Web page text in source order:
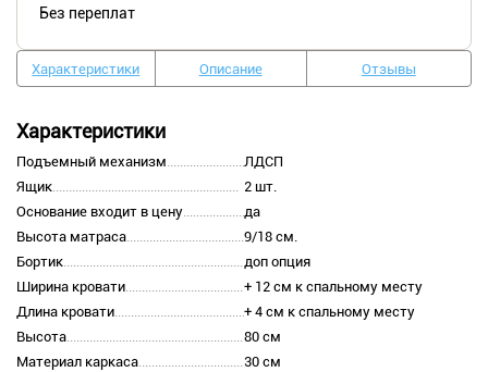
Без переплат
Характеристики Описание Отзывы
Характеристики
Подъемный механизм
ЛДСП
Ящик
2 шт.
Основание входит в цену
да
Высота матраса
9/18 см.
Бортик
доп опция
Ширина кровати
+ 12 см к спальному месту
Длина кровати
+ 4 см к спальному месту
Высота
80 см
Материал каркаса
30 см